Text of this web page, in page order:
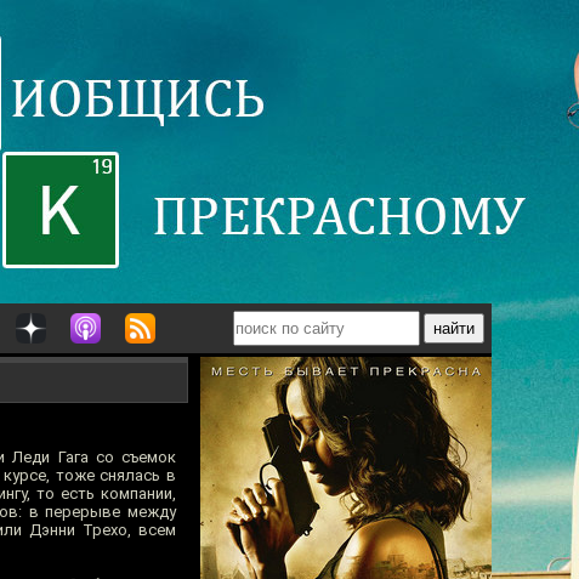
Леди Гага со съемок
тоже снялась в
то есть компании,
в перерыве между
Дэнни Трехо, всем